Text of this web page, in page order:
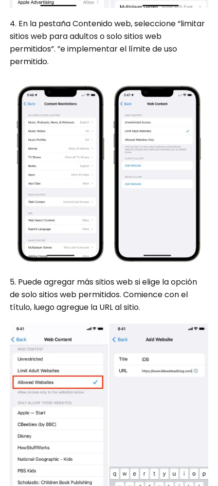
4. En la pestaña Contenido web, seleccione “limitar
sitios web para adultos o solo sitios web
permitidos”. ”e implementar el límite de uso
permitido.
5. Puede agregar más sitios web si elige la opción
de solo sitios web permitidos. Comience con el
título, luego agregue la URL al sitio.